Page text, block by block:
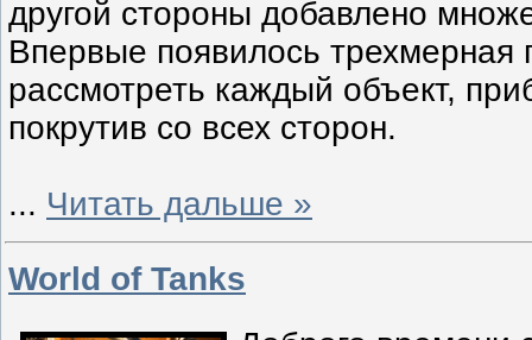
другой стороны добавлено
Впервые появилось
рассмотреть каждый объект,
покрутив со всех сторон.
... Читать дальше »
World of Tanks